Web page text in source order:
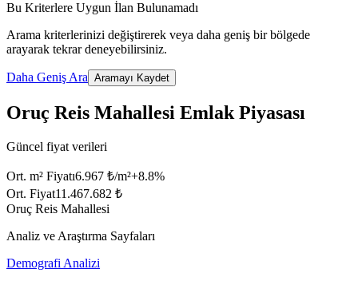
Bu Kriterlere Uygun İlan Bulunamadı
Arama kriterlerinizi değiştirerek veya daha geniş bir bölgede
arayarak tekrar deneyebilirsiniz.
Daha Geniş Ara Aramayı Kaydet
Oruç Reis Mahallesi Emlak Piyasası
Güncel fiyat verileri
Ort. m² Fiyatı6.967 ₺/m²+8.8%
Ort. Fiyat11.467.682 ₺
Oruç Reis Mahallesi
Analiz ve Araştırma Sayfaları
Demografi Analizi